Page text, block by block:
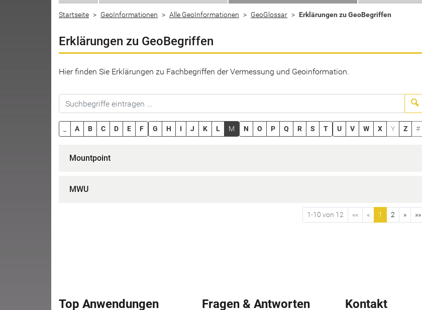
Startseite GeoInformationen Alle GeoInformationen GeoGlossar Erklärungen zu GeoBegriffen
Erklärungen zu GeoBegriffen
Hier finden Sie Erklärungen zu Fachbegriffen der Vermessung und Geoinformation.
A B C D E F G H I J K L M N O P Q R S T U V W X Y Z #
Mountpoint
MWU
1-10 von 12 «« « 1 2 » »»
Top Anwendungen Fragen & Antworten Kontakt